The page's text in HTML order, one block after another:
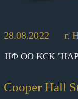
28.08.2022 г.
НФ ОО КСК
Cooper Hall